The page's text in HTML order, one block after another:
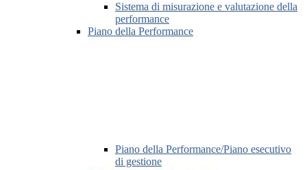
Sistema di misurazione e valutazione della
performance
Piano della Performance
Piano della Performance/Piano esecutivo
di gestione